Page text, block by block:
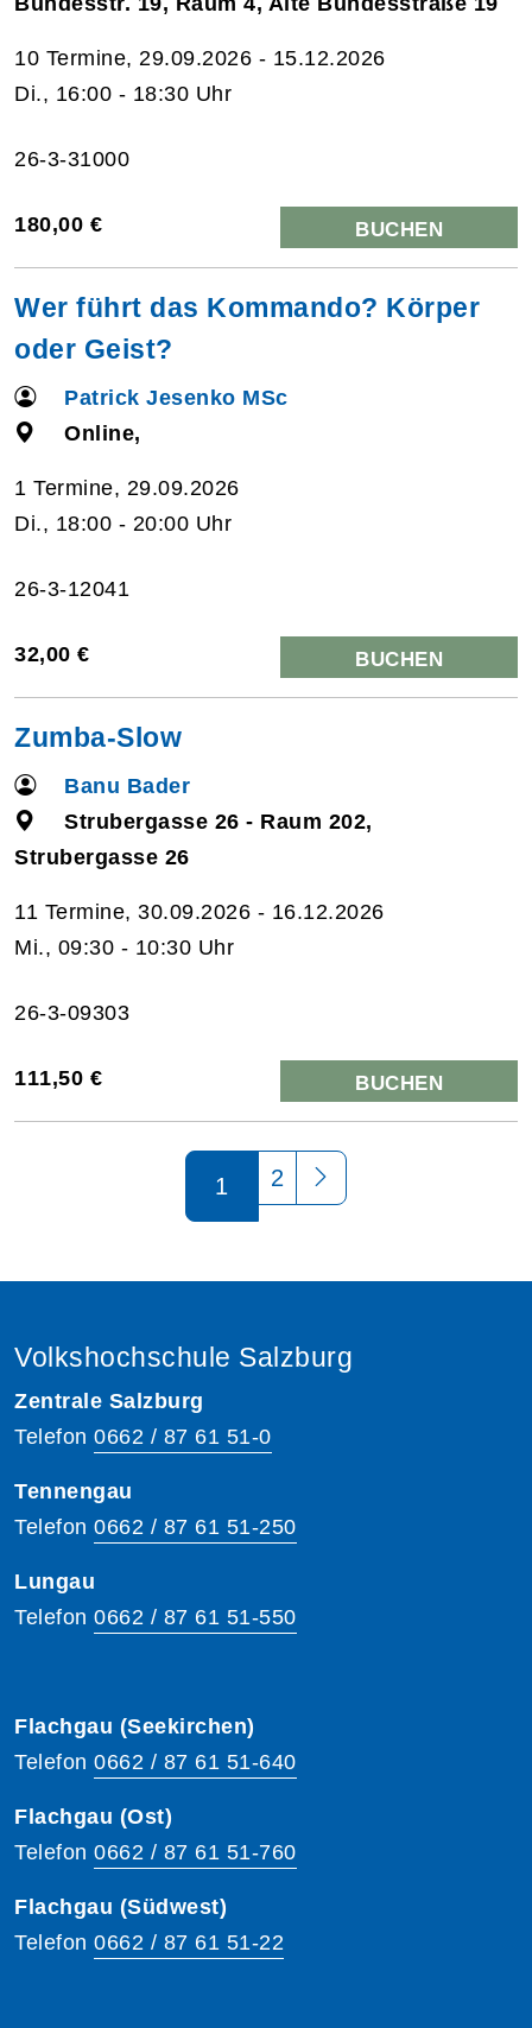
10 Termine, 29.09.2026 - 15.12.2026
Di., 16:00 - 18:30 Uhr
26-3-31000
180,00 € BUCHEN
Wer führt das Kommando? Körper
oder Geist?
Patrick Jesenko MSc
Online,
1 Termine, 29.09.2026
Di., 18:00 - 20:00 Uhr
26-3-12041
32,00 € BUCHEN
Zumba-Slow
Banu Bader
Strubergasse 26 - Raum 202,
Strubergasse 26
11 Termine, 30.09.2026 - 16.12.2026
Mi., 09:30 - 10:30 Uhr
26-3-09303
111,50 € BUCHEN
1 2
Volkshochschule Salzburg
Zentrale Salzburg
Telefon 0662 / 87 61 51-0
Tennengau
Telefon 0662 / 87 61 51-250
Lungau
Telefon 0662 / 87 61 51-550
Flachgau (Seekirchen)
Telefon 0662 / 87 61 51-640
Flachgau (Ost)
Telefon 0662 / 87 61 51-760
Flachgau (Südwest)
Telefon 0662 / 87 61 51-22